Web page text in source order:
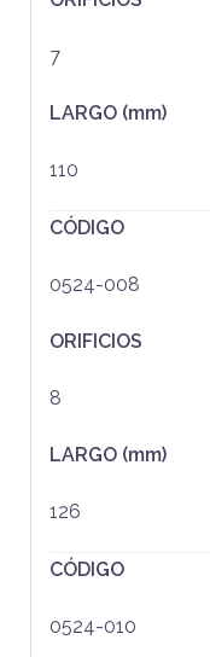
7
LARGO (mm)
110
CÓDIGO
0524-008
ORIFICIOS
8
LARGO (mm)
126
CÓDIGO
0524-010